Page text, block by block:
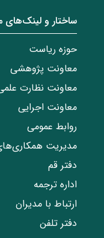
ساختار‌‌ و‌‌ لینک‌های
حوزه ریاست
معاونت پژوهشی
معاونت نظارت
معاونت اجرایی
روابط عمومی
مدیریت
دفتر قم
اداره ترجمه
ارتباط با مدیران
دفتر تلفن